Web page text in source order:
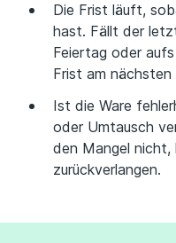
Die Frist läuft,
hast. Fällt der
Feiertag oder
Frist am nächsten
Ist die Ware
oder Umtausch
den Mangel nicht,
zurückverlangen.